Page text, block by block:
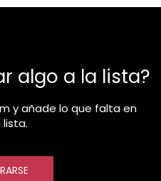
algo a la lista?
y añade lo que falta en